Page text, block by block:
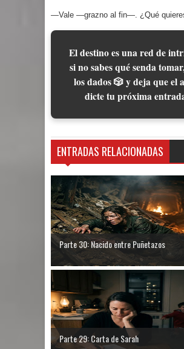
—Vale —grazno al fin—. ¿Qué
El destino es una red de
si no sabes qué senda
los dados 🎲 y deja que el
dicte tu próxima
ENTRADAS RELACIONADAS
Parte 30: Nacido entre Puñetazos
Parte 29: Carta de Sarah